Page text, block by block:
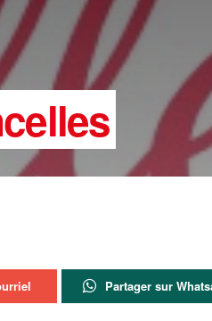
Partager sur